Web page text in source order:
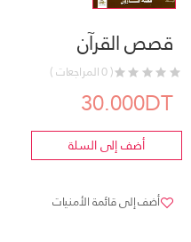
قصص القرآن
( 0 المراجعات )
30.000DT
أضف إلى السلة
أضف إلى قائمة الأمنيات